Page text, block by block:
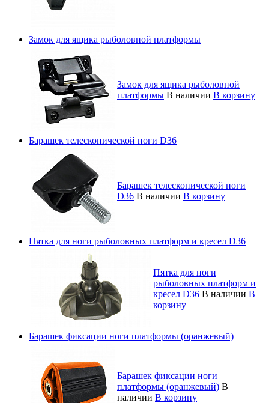
Замок для ящика рыболовной платформы
Замок для ящика рыболовной
платформы В наличии В корзину
Барашек телескопической ноги D36
Барашек телескопической ноги
D36 В наличии В корзину
Пятка для ноги рыболовных платформ и кресел D36
Пятка для ноги
рыболовных платформ и
кресел D36 В наличии В
корзину
Барашек фиксации ноги платформы (оранжевый)
Барашек фиксации ноги
платформы (оранжевый) В
наличии В корзину